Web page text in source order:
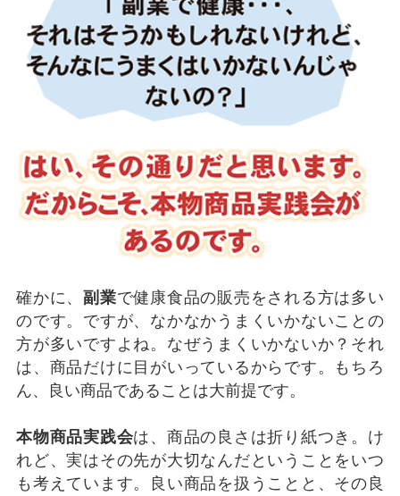
確かに、副業で健康食品の販売をされる方は多い
のです。ですが、なかなかうまくいかないことの
方が多いですよね。なぜうまくいかないか？それ
は、商品だけに目がいっているからです。もちろ
ん、良い商品であることは大前提です。
本物商品実践会は、商品の良さは折り紙つき。け
れど、実はその先が大切なんだということをいつ
も考えています。良い商品を扱うことと、その良